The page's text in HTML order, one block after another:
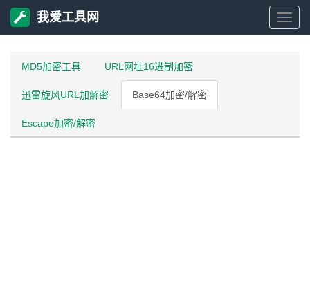
我
我爱工具网
MD5加密工具 URL网址16进制加密
迅雷旋风URL加解密 Base64加密/解密
Escape加密/解密